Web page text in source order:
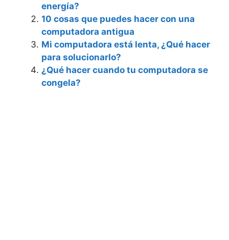
energía?
10 cosas que puedes hacer con una
computadora antigua
Mi computadora está lenta, ¿Qué hacer
para solucionarlo?
¿Qué hacer cuando tu computadora se
congela?